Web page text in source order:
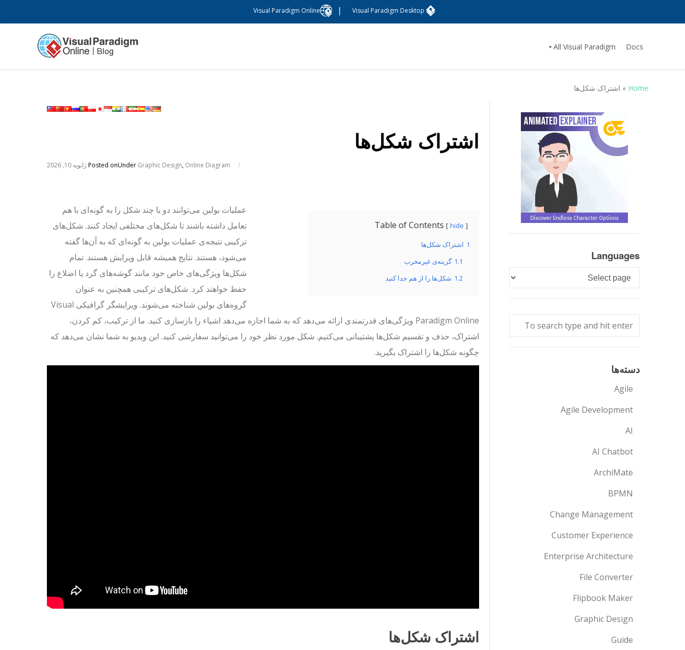
Visual Paradigm Desktop
|
Visual Paradigm Online
Docs
All Visual Paradigm
Home
» اشتراک شکل‌ها
اشتراک شکل‌ها
Posted onژانویه 10, 2026 /
Under Graphic Design, Online Diagram
Table of Contents hide
1 اشتراک شکل‌ها
1.1 گزینه‌ی غیرمخرب
1.2 شکل‌ها را از هم جدا کنید
عملیات بولین می‌توانند دو یا چند شکل را به گونه‌ای با هم
تعامل داشته باشند تا شکل‌های مختلفی ایجاد کنند. شکل‌های
ترکیبی نتیجه‌ی عملیات بولین به گونه‌ای که به آن‌ها گفته
می‌شود، هستند. نتایج همیشه قابل ویرایش هستند. تمام
شکل‌ها ویژگی‌های خاص خود مانند گوشه‌های گرد یا اضلاع را
حفظ خواهند کرد. شکل‌های ترکیبی همچنین به عنوان
گروه‌های بولین شناخته می‌شوند. ویرایشگر گرافیکی Visual
Paradigm Online ویژگی‌های قدرتمندی ارائه می‌دهد که به شما اجازه می‌دهد اشیاء را بازسازی کنید. ما از ترکیب، کم کردن،
اشتراک، حذف و تقسیم شکل‌ها پشتیبانی می‌کنیم. شکل مورد نظر خود را می‌توانید سفارشی کنید. این ویدیو به شما نشان می‌دهد که
چگونه شکل‌ها را اشتراک بگیرید.
اشتراک شکل‌ها
Languages
Languages
دسته‌ها
Agile
Agile Development
AI
AI Chatbot
ArchiMate
BPMN
Change Management
Customer Experience
Enterprise Architecture
File Converter
Flipbook Maker
Graphic Design
Guide